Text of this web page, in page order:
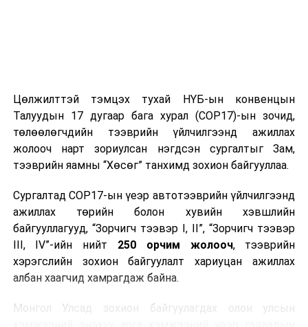
Цөлжилттэй тэмцэх тухай НҮБ-ын конвенцын
Талуудын 17 дугаар бага хурал (COP17)-ын зочид,
төлөөлөгчдийн тээврийн үйлчилгээнд ажиллах
жолооч нарт зориулсан нэгдсэн сургалтыг Зам,
тээврийн яамны “Хөсөг” танхимд зохион байгууллаа.
Сургалтад COP17-ын үеэр автотээврийн үйлчилгээнд
ажиллах төрийн болон хувийн хэвшлийн
байгууллагууд, “Зорчигч тээвэр I, II”, “Зорчигч тээвэр
III, IV”-ийн нийт 250 орчим жолооч, тээврийн
хэрэгслийн зохион байгуулалт хариуцан ажиллах
албан хаагчид хамрагдаж байна.
Монгол Улсад зохион байгуулагдах олон улсын